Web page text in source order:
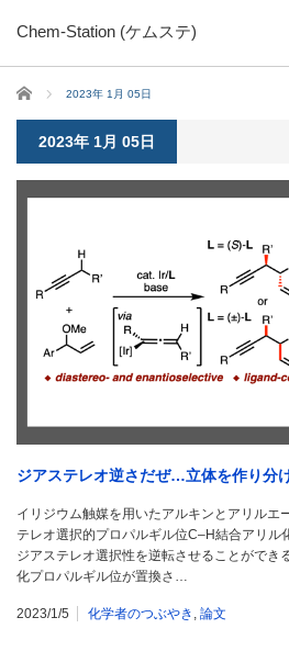
Chem-Station (ケムステ)
ホーム 2023年 1月 05日
2023年 1月 05日
ジアステレオ逆さだぜ…立体を作り分
イリジウム触媒を用いたアルキンとアリルエ
テレオ選択的プロパルギル位C–H結合アリル
ジアステレオ選択性を逆転させることができ
化プロパルギル位が置換さ…
2023/1/5 化学者のつぶやき 論文